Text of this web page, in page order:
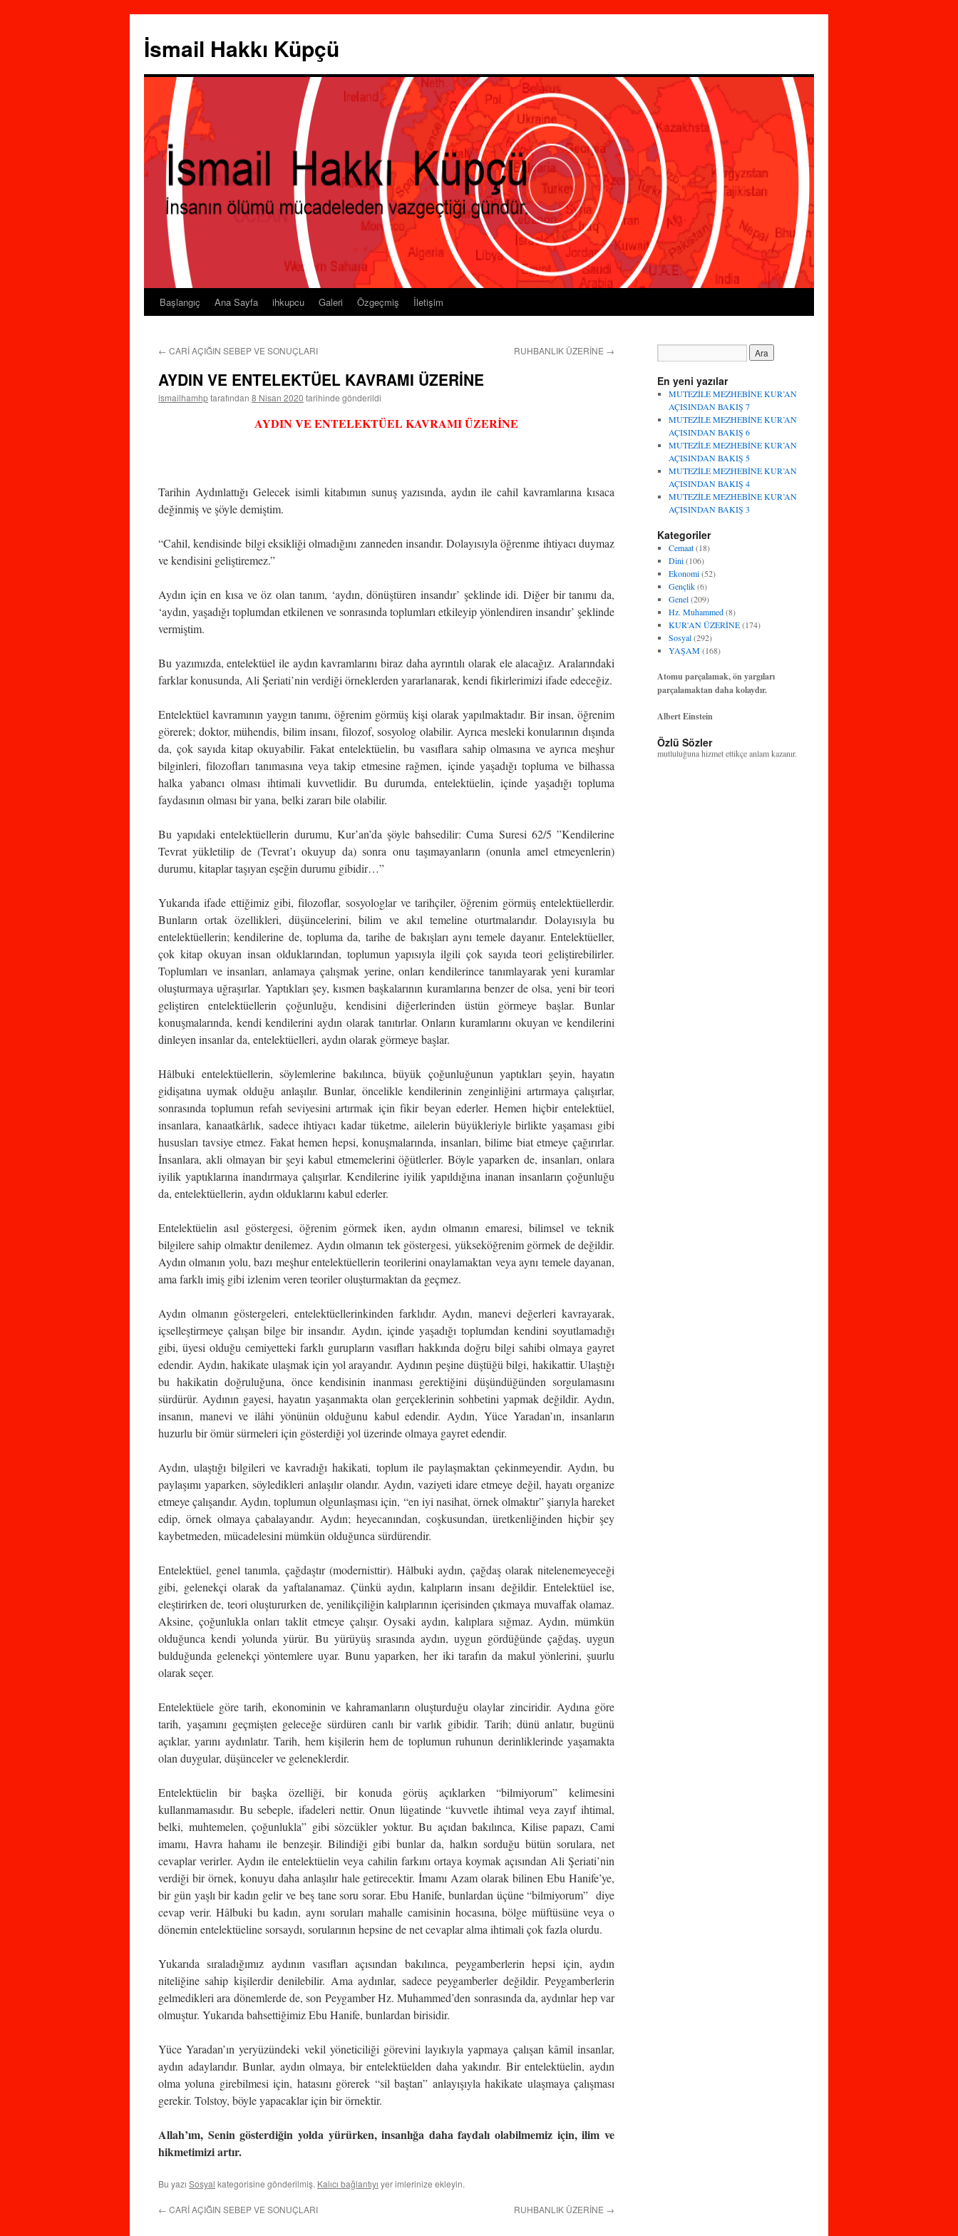
İsmail Hakkı Küpçü
Başlangıç Ana Sayfa ihkupcu Galeri Özgeçmiş İletişim
← CARİ AÇIĞIN SEBEP VE SONUÇLARI RUHBANLIK ÜZERİNE →
AYDIN VE ENTELEKTÜEL KAVRAMI ÜZERİNE
ismailhamhptarafından 8 Nisan 2020 tarihinde gönderildi
AYDIN VE ENTELEKTÜEL KAVRAMI ÜZERİNE
Tarihin Aydınlattığı Gelecek isimli kitabımın sunuş yazısında, aydın ile cahil kavramlarına kısaca
değinmiş ve şöyle demiştim.
“Cahil, kendisinde bilgi eksikliği olmadığını zanneden insandır. Dolayısıyla öğrenme ihtiyacı duymaz
ve kendisini geliştiremez.”
Aydın için en kısa ve öz olan tanım, ‘aydın, dönüştüren insandır’ şeklinde idi. Diğer bir tanımı da,
‘aydın, yaşadığı toplumdan etkilenen ve sonrasında toplumları etkileyip yönlendiren insandır’ şeklinde
vermiştim.
Bu yazımızda, entelektüel ile aydın kavramlarını biraz daha ayrıntılı olarak ele alacağız. Aralarındaki
farklar konusunda, Ali Şeriati’nin verdiği örneklerden yararlanarak, kendi fikirlerimizi ifade edeceğiz.
Entelektüel kavramının yaygın tanımı, öğrenim görmüş kişi olarak yapılmaktadır. Bir insan, öğrenim
görerek; doktor, mühendis, bilim insanı, filozof, sosyolog olabilir. Ayrıca mesleki konularının dışında
da, çok sayıda kitap okuyabilir. Fakat entelektüelin, bu vasıflara sahip olmasına ve ayrıca meşhur
bilginleri, filozofları tanımasına veya takip etmesine rağmen, içinde yaşadığı topluma ve bilhassa
halka yabancı olması ihtimali kuvvetlidir. Bu durumda, entelektüelin, içinde yaşadığı topluma
faydasının olması bir yana, belki zararı bile olabilir.
Bu yapıdaki entelektüellerin durumu, Kur’an’da şöyle bahsedilir: Cuma Suresi 62/5 ”Kendilerine
Tevrat yükletilip de (Tevrat’ı okuyup da) sonra onu taşımayanların (onunla amel etmeyenlerin)
durumu, kitaplar taşıyan eşeğin durumu gibidir…”
Yukarıda ifade ettiğimiz gibi, filozoflar, sosyologlar ve tarihçiler, öğrenim görmüş entelektüellerdir.
Bunların ortak özellikleri, düşüncelerini, bilim ve akıl temeline oturtmalarıdır. Dolayısıyla bu
entelektüellerin; kendilerine de, topluma da, tarihe de bakışları aynı temele dayanır. Entelektüeller,
çok kitap okuyan insan olduklarından, toplumun yapısıyla ilgili çok sayıda teori geliştirebilirler.
Toplumları ve insanları, anlamaya çalışmak yerine, onları kendilerince tanımlayarak yeni kuramlar
oluşturmaya uğraşırlar. Yaptıkları şey, kısmen başkalarının kuramlarına benzer de olsa, yeni bir teori
geliştiren entelektüellerin çoğunluğu, kendisini diğerlerinden üstün görmeye başlar. Bunlar
konuşmalarında, kendi kendilerini aydın olarak tanıtırlar. Onların kuramlarını okuyan ve kendilerini
dinleyen insanlar da, entelektüelleri, aydın olarak görmeye başlar.
Hâlbuki entelektüellerin, söylemlerine bakılınca, büyük çoğunluğunun yaptıkları şeyin, hayatın
gidişatına uymak olduğu anlaşılır. Bunlar, öncelikle kendilerinin zenginliğini artırmaya çalışırlar,
sonrasında toplumun refah seviyesini artırmak için fikir beyan ederler. Hemen hiçbir entelektüel,
insanlara, kanaatkârlık, sadece ihtiyacı kadar tüketme, ailelerin büyükleriyle birlikte yaşaması gibi
hususları tavsiye etmez. Fakat hemen hepsi, konuşmalarında, insanları, bilime biat etmeye çağırırlar.
İnsanlara, akli olmayan bir şeyi kabul etmemelerini öğütlerler. Böyle yaparken de, insanları, onlara
iyilik yaptıklarına inandırmaya çalışırlar. Kendilerine iyilik yapıldığına inanan insanların çoğunluğu
da, entelektüellerin, aydın olduklarını kabul ederler.
Entelektüelin asıl göstergesi, öğrenim görmek iken, aydın olmanın emaresi, bilimsel ve teknik
bilgilere sahip olmaktır denilemez. Aydın olmanın tek göstergesi, yükseköğrenim görmek de değildir.
Aydın olmanın yolu, bazı meşhur entelektüellerin teorilerini onaylamaktan veya aynı temele dayanan,
ama farklı imiş gibi izlenim veren teoriler oluşturmaktan da geçmez.
Aydın olmanın göstergeleri, entelektüellerinkinden farklıdır. Aydın, manevi değerleri kavrayarak,
içselleştirmeye çalışan bilge bir insandır. Aydın, içinde yaşadığı toplumdan kendini soyutlamadığı
gibi, üyesi olduğu cemiyetteki farklı gurupların vasıfları hakkında doğru bilgi sahibi olmaya gayret
edendir. Aydın, hakikate ulaşmak için yol arayandır. Aydının peşine düştüğü bilgi, hakikattir. Ulaştığı
bu hakikatin doğruluğuna, önce kendisinin inanması gerektiğini düşündüğünden sorgulamasını
sürdürür. Aydının gayesi, hayatın yaşanmakta olan gerçeklerinin sohbetini yapmak değildir. Aydın,
insanın, manevi ve ilâhi yönünün olduğunu kabul edendir. Aydın, Yüce Yaradan’ın, insanların
huzurlu bir ömür sürmeleri için gösterdiği yol üzerinde olmaya gayret edendir.
Aydın, ulaştığı bilgileri ve kavradığı hakikati, toplum ile paylaşmaktan çekinmeyendir. Aydın, bu
paylaşımı yaparken, söyledikleri anlaşılır olandır. Aydın, vaziyeti idare etmeye değil, hayatı organize
etmeye çalışandır. Aydın, toplumun olgunlaşması için, “en iyi nasihat, örnek olmaktır” şiarıyla hareket
edip, örnek olmaya çabalayandır. Aydın; heyecanından, coşkusundan, üretkenliğinden hiçbir şey
kaybetmeden, mücadelesini mümkün olduğunca sürdürendir.
Entelektüel, genel tanımla, çağdaştır (modernisttir). Hâlbuki aydın, çağdaş olarak nitelenemeyeceği
gibi, gelenekçi olarak da yaftalanamaz. Çünkü aydın, kalıpların insanı değildir. Entelektüel ise,
eleştirirken de, teori oluştururken de, yenilikçiliğin kalıplarının içerisinden çıkmaya muvaffak olamaz.
Aksine, çoğunlukla onları taklit etmeye çalışır. Oysaki aydın, kalıplara sığmaz. Aydın, mümkün
olduğunca kendi yolunda yürür. Bu yürüyüş sırasında aydın, uygun gördüğünde çağdaş, uygun
bulduğunda gelenekçi yöntemlere uyar. Bunu yaparken, her iki tarafın da makul yönlerini, şuurlu
olarak seçer.
Entelektüele göre tarih, ekonominin ve kahramanların oluşturduğu olaylar zinciridir. Aydına göre
tarih, yaşamını geçmişten geleceğe sürdüren canlı bir varlık gibidir. Tarih; dünü anlatır, bugünü
açıklar, yarını aydınlatır. Tarih, hem kişilerin hem de toplumun ruhunun derinliklerinde yaşamakta
olan duygular, düşünceler ve geleneklerdir.
Entelektüelin bir başka özelliği, bir konuda görüş açıklarken “bilmiyorum” kelimesini
kullanmamasıdır. Bu sebeple, ifadeleri nettir. Onun lügatinde “kuvvetle ihtimal veya zayıf ihtimal,
belki, muhtemelen, çoğunlukla” gibi sözcükler yoktur. Bu açıdan bakılınca, Kilise papazı, Cami
imamı, Havra hahamı ile benzeşir. Bilindiği gibi bunlar da, halkın sorduğu bütün sorulara, net
cevaplar verirler. Aydın ile entelektüelin veya cahilin farkını ortaya koymak açısından Ali Şeriati’nin
verdiği bir örnek, konuyu daha anlaşılır hale getirecektir. İmamı Azam olarak bilinen Ebu Hanife’ye,
bir gün yaşlı bir kadın gelir ve beş tane soru sorar. Ebu Hanife, bunlardan üçüne “bilmiyorum” diye
cevap verir. Hâlbuki bu kadın, aynı soruları mahalle camisinin hocasına, bölge müftüsüne veya o
dönemin entelektüeline sorsaydı, sorularının hepsine de net cevaplar alma ihtimali çok fazla olurdu.
Yukarıda sıraladığımız aydının vasıfları açısından bakılınca, peygamberlerin hepsi için, aydın
niteliğine sahip kişilerdir denilebilir. Ama aydınlar, sadece peygamberler değildir. Peygamberlerin
gelmedikleri ara dönemlerde de, son Peygamber Hz. Muhammed’den sonrasında da, aydınlar hep var
olmuştur. Yukarıda bahsettiğimiz Ebu Hanife, bunlardan birisidir.
Yüce Yaradan’ın yeryüzündeki vekil yöneticiliği görevini layıkıyla yapmaya çalışan kâmil insanlar,
aydın adaylarıdır. Bunlar, aydın olmaya, bir entelektüelden daha yakındır. Bir entelektüelin, aydın
olma yoluna girebilmesi için, hatasını görerek “sil baştan” anlayışıyla hakikate ulaşmaya çalışması
gerekir. Tolstoy, böyle yapacaklar için bir örnektir.
Allah’ım, Senin gösterdiğin yolda yürürken, insanlığa daha faydalı olabilmemiz için, ilim ve
hikmetimizi artır.
Bu yazı Sosyal kategorisine gönderilmiş. Kalıcı bağlantıyı yer imlerinize ekleyin.
← CARİ AÇIĞIN SEBEP VE SONUÇLARI RUHBANLIK ÜZERİNE →
En yeni yazılar
MUTEZİLE MEZHEBİNE KUR’AN
AÇISINDAN BAKIŞ 7
MUTEZİLE MEZHEBİNE KUR’AN
AÇISINDAN BAKIŞ 6
MUTEZİLE MEZHEBİNE KUR’AN
AÇISINDAN BAKIŞ 5
MUTEZİLE MEZHEBİNE KUR’AN
AÇISINDAN BAKIŞ 4
MUTEZİLE MEZHEBİNE KUR’AN
AÇISINDAN BAKIŞ 3
Kategoriler
Cemaat(18)
Dini(106)
Ekonomi(52)
Gençlik(6)
Genel(209)
Hz. Muhammed(8)
KUR'AN ÜZERİNE(174)
Sosyal(292)
YAŞAM(168)
Atomu parçalamak, ön yargıları
parçalamaktan daha kolaydır.
Albert Einstein
Özlü Sözler